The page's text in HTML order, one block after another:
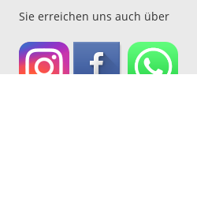
Sie erreichen uns auch über